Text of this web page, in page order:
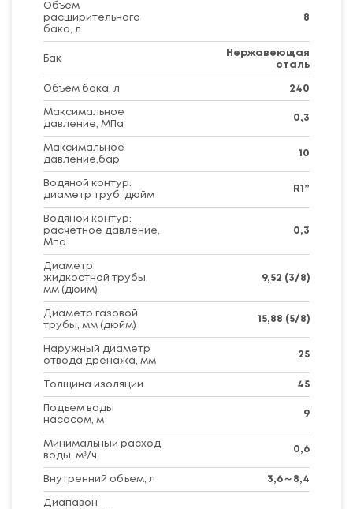
Объем
расширительного
бака, л
8
Бак
Нержавеющая
сталь
Объем бака, л 240
Максимальное
давление, МПа
0,3
Максимальное
давление,бар
10
Водяной контур:
диаметр труб, дюйм
R1”
Водяной контур:
расчетное давление,
Мпа
0,3
Диаметр
жидкостной трубы,
мм (дюйм)
9,52 (3/8)
Диаметр газовой
трубы, мм (дюйм)
15,88 (5/8)
Наружный диаметр
отвода дренажа, мм
25
Толщина изоляции 45
Подъем воды
насосом, м
9
Минимальный расход
воды, м³/ч
0,6
Внутренний объем, л 3,6～8,4
Диапазон